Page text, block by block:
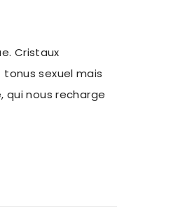
Cristaux
sexuel mais
qui nous recharge